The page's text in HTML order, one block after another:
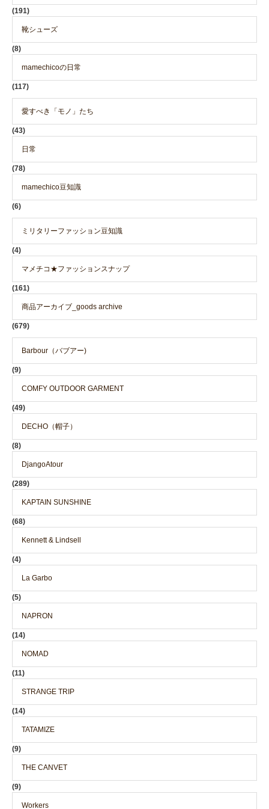
(191)
靴シューズ
(8)
mamechicoの日常
(117)
愛すべき「モノ」たち
(43)
日常
(78)
mamechico豆知識
(6)
ミリタリーファッション豆知識
(4)
マメチコ★ファッションスナップ
(161)
商品アーカイブ_goods archive
(679)
Barbour（バブアー)
(9)
COMFY OUTDOOR GARMENT
(49)
DECHO（帽子）
(8)
DjangoAtour
(289)
KAPTAIN SUNSHINE
(68)
Kennett & Lindsell
(4)
La Garbo
(5)
NAPRON
(14)
NOMAD
(11)
STRANGE TRIP
(14)
TATAMIZE
(9)
THE CANVET
(9)
Workers